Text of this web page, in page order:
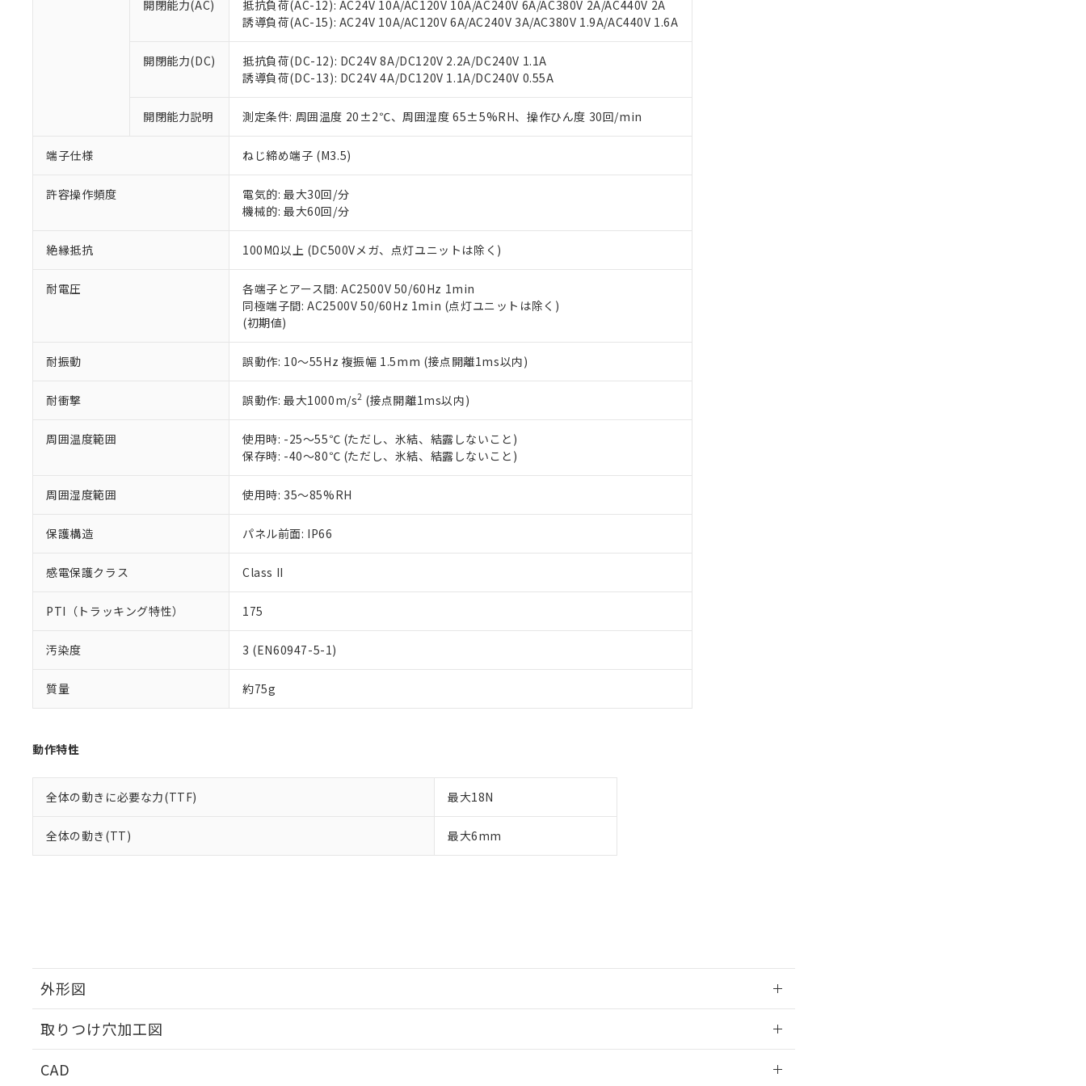
開閉能力(AC)
抵抗負荷(AC-12): AC24V 10A/AC120V 10A/AC240V 6A/AC380V 2A/AC440V 2A
誘導負荷(AC-15): AC24V 10A/AC120V 6A/AC240V 3A/AC380V 1.9A/AC440V 1.6A
開閉能力(DC)
抵抗負荷(DC-12): DC24V 8A/DC120V 2.2A/DC240V 1.1A
誘導負荷(DC-13): DC24V 4A/DC120V 1.1A/DC240V 0.55A
開閉能力説明 測定条件: 周囲温度 20±2℃、周囲湿度 65±5%RH、操作ひん度 30回/min
端子仕様 ねじ締め端子 (M3.5)
許容操作頻度
電気的: 最大30回/分
機械的: 最大60回/分
絶縁抵抗 100MΩ以上 (DC500Vメガ、点灯ユニットは除く)
耐電圧
各端子とアース間: AC2500V 50/60Hz 1min
同極端子間: AC2500V 50/60Hz 1min (点灯ユニットは除く)
(初期値)
耐振動 誤動作: 10～55Hz 複振幅 1.5mm (接点開離1ms以内)
耐衝撃 誤動作: 最大1000m/s2 (接点開離1ms以内)
周囲温度範囲
使用時: -25～55℃ (ただし、氷結、結露しないこと)
保存時: -40～80℃ (ただし、氷結、結露しないこと)
周囲湿度範囲 使用時: 35～85%RH
保護構造 パネル前面: IP66
感電保護クラス Class II
PTI（トラッキング特性） 175
汚染度 3 (EN60947-5-1)
質量 約75g
動作特性
全体の動きに必要な力(TTF) 最大18N
全体の動き(TT) 最大6mm
外形図
取りつけ穴加工図
CAD
オムロン制御機器販売店や当社販売拠点は「販売ネットワーク
」をご確認ください。
在庫状況および標準価格結果を当社の事前の承諾なく第三者に漏洩または開示しないようお願いしま
マイパーツ機能（部品リスト作成サービス）をご利用いただくには、I-Webメンバーズにご登録され
ている必要があります。
お客様が当ウェブサイト上で当社にご登録された部品リストについて、当社および当社の共同利用者
が、当社の製品・サービスに関するお客様との取引・商談に必要な範囲で利用することをご了承くだ
さい。
※当社の共同利用者とは、
いる法人を指します。
部品在庫の切り替え状況などにより、予定月が前後することがあります。
※3 非含有証明書ダウンロード
下記の非含有証明書をダウンロードすることができます。
51物質の非含有証明書（当社基準）
※本証明書は発行日時点で非含有を証明するもので、過去に遡って非含有を証明するものではありません。
また、RoHS指令のフタル酸エステル類４物質の対応では、対応完了までの期間は出荷製品に未対応品が
既に当社にて対応品への在庫切替を完了していることから、特段のことがない限り、2022年1月12日よ
り割愛しております。
※2 環境保護使用期限
「ｅ」：有害物質（10物質）のすべてが基準値以下であることを示します。
「10」：通常の使用状況下において有害物質が外部に漏えいし、環境に深刻な影響を及ぼさない年数を意
味します。
また当社は、販売先および販売に係わる関係者が違法に輸出するおそれがある場合は、取り引きをい
たしません。
合意する キャンセル
－
在庫なし(最新の在庫状況については、お客様のお取引先、またはお客様担当のオムロン制御
機器販売店・当社販売員にご確認ください)
空
白
受注生産機種、また在庫状況の情報を公開していない機種